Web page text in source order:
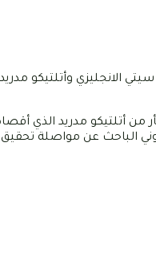
لمباراة مانشستر سيتي الانجليزي
من أتلتيكو مدريد الذي
و دياغو سيميوني الباحث عن مواصلة